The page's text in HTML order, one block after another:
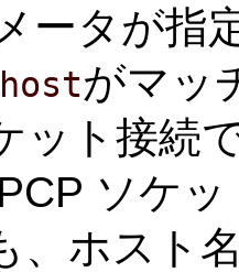
ータが指
がマッ
ット接続
ソケ
、ホスト